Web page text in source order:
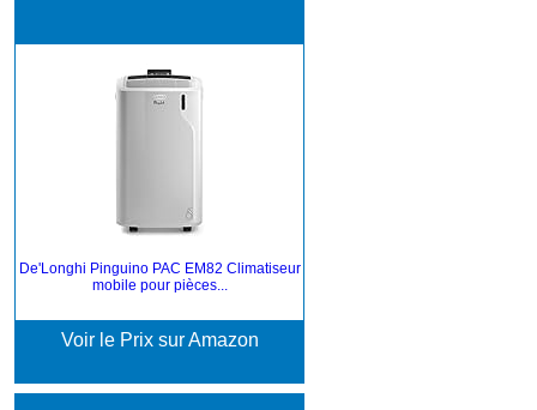
De'Longhi Pinguino PAC EM82 Climatiseur
mobile pour pièces...
Voir le Prix sur Amazon